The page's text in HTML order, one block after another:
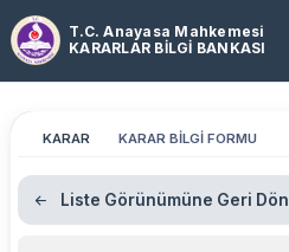
T.C. Anayasa Mahkemesi
KARARLAR BİLGİ BANKASI
KARAR KARAR BİLGİ FORMU
Liste Görünümüne Geri Dön